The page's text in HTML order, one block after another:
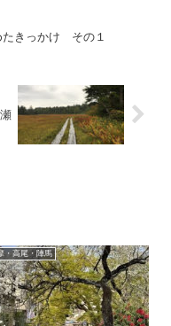
たきっかけ その１
・高尾・陣馬